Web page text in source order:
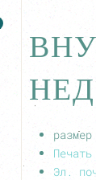
Печать
Эл.